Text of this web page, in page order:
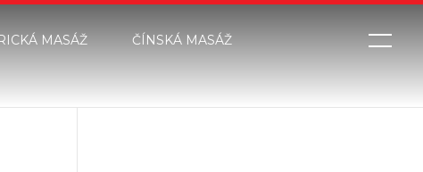
MASÁŽ ČÍNSKÁ MASÁŽ